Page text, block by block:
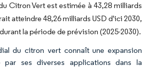
Citron Vert est estimée à 43,28 milliards
atteindre 48,26 milliards USD d'ici 2030,
la période de prévision (2025-2030).
du citron vert connaît une expansion
par ses diverses applications dans la